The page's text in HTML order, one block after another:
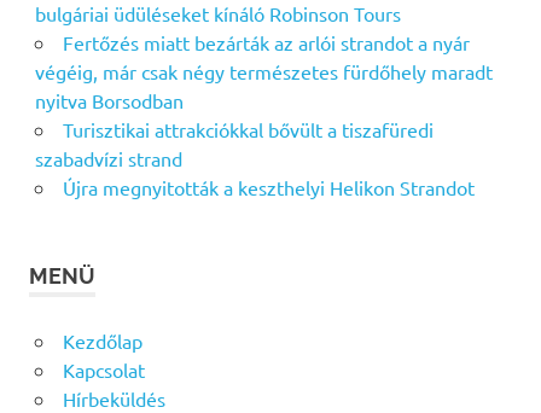
bulgáriai üdüléseket kínáló Robinson Tours
Fertőzés miatt bezárták az arlói strandot a nyár
végéig, már csak négy természetes fürdőhely maradt
nyitva Borsodban
Turisztikai attrakciókkal bővült a tiszafüredi
szabadvízi strand
Újra megnyitották a keszthelyi Helikon Strandot
MENÜ
Kezdőlap
Kapcsolat
Hírbeküldés